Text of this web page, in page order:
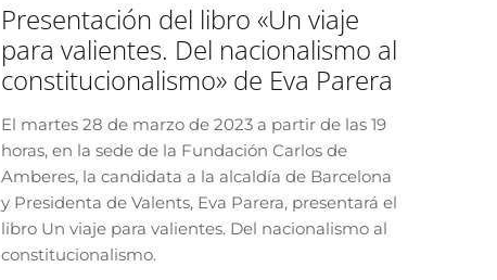
Presentación del libro «Un viaje
para valientes. Del nacionalismo al
constitucionalismo» de Eva Parera
El martes 28 de marzo de 2023 a partir de las 19
horas, en la sede de la Fundación Carlos de
Amberes, la candidata a la alcaldía de Barcelona
y Presidenta de Valents, Eva Parera, presentará el
libro Un viaje para valientes. Del nacionalismo al
constitucionalismo.